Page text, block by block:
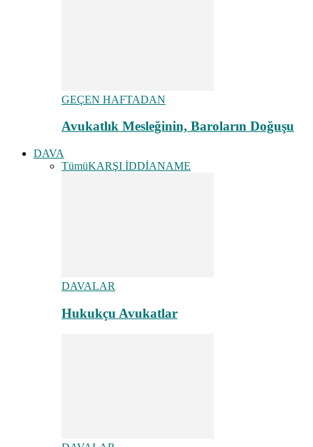
GEÇEN HAFTADAN
Avukatlık Mesleğinin, Baroların Doğuşu
DAVA
TümüKARŞI İDDİANAME
DAVALAR
Hukukçu Avukatlar